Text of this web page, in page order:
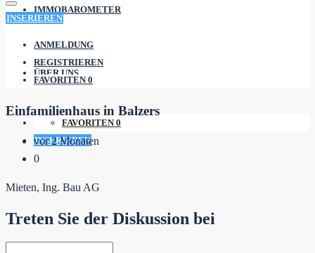
IMMOBAROMETER
ÜBER UNS
FAVORITEN 0
INSERIEREN
INSERIEREN
ANMELDUNG
REGISTRIEREN
FAVORITEN 0
Einfamilienhaus in Balzers
vor 2 Monaten
0
Mieten, Ing. Bau AG
Treten Sie der Diskussion bei